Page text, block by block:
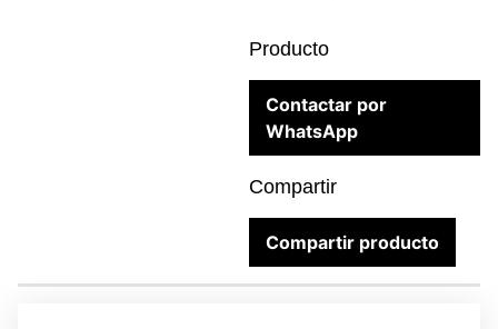
Producto
Contactar por
WhatsApp
Compartir
Compartir producto